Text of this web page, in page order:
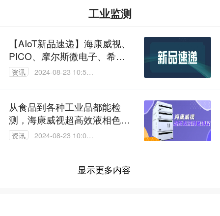
工业监测
【AIoT新品速递】海康威视、
PICO、摩尔斯微电子、希捷
等发布新品
资讯
2024-08-23 10:56:
从食品到各种工业品都能检
测，海康威视超高效液相色谱
仪来了
资讯
2024-08-23 10:04:
显示更多内容